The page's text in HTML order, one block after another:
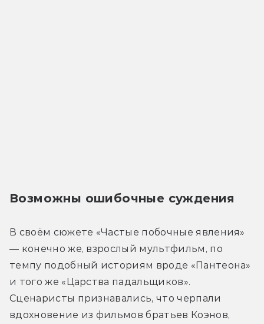
Возможны ошибочные суждения
В своём сюжете «Частые побочные явления»
— конечно же, взрослый мультфильм, по
темпу подобный историям вроде «Пантеона»
и того же «Царства падальщиков».
Сценаристы признавались, что черпали
вдохновение из фильмов братьев Коэнов,